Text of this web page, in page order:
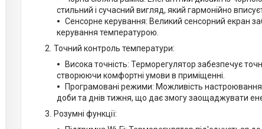
стильний і сучасний вигляд, який гармонійно
Сенсорне керування: Великий сенсорний екран
керування температурою.
Точний контроль температури:
Висока точність: Терморегулятор забезпечує
створюючи комфортні умови в приміщенні.
Програмовані режими: Можливість настроювання
доби та днів тижня, що дає змогу заощаджувати
Розумні функції: